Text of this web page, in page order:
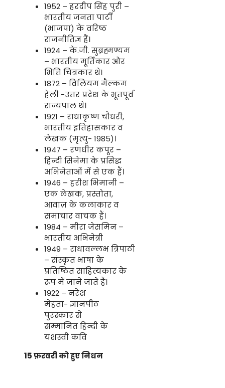
1952 – हरदीप सिंह पुरी –
भारतीय जनता पार्टी
(भाजपा) के वरिष्ठ
राजनीतिज्ञ हैं।
1924 – के.जी. सुब्रह्मण्यम
– भारतीय मूर्तिकार और
भित्ति चित्रकार थे।
1872 – विलियम मैल्कम
हेली -उत्तर प्रदेश के भूतपूर्व
राज्यपाल थे।
1921 – राधाकृष्ण चौधरी,
भारतीय इतिहासकार व
लेखक (मृत्यु- 1985)।
1947 – रणधीर कपूर –
हिन्दी सिनेमा के प्रसिद्ध
अभिनेताओं में से एक हैं।
1946 – हरीश भिमानी –
एक लेखक, प्रस्तोता,
आवाज़ के कलाकार व
समाचार वाचक हैं।
1984 – मीरा जेसमिन –
भारतीय अभिनेत्री
1949 – राधावल्लभ त्रिपाठी
– संस्कृत भाषा के
प्रतिष्ठित साहित्यकार के
रूप में जाने जाते हैं।
1922 – नरेश
मेहता- ज्ञानपीठ
पुरस्कार से
सम्मानित हिन्दी के
यशस्वी कवि
15 फ़रवरी को हुए निधन